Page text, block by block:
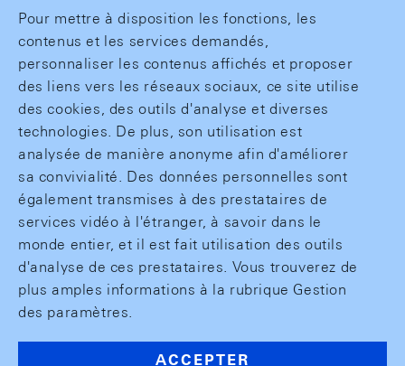
Pour mettre à disposition les fonctions, les
contenus et les services demandés,
personnaliser les contenus affichés et proposer
des liens vers les réseaux sociaux, ce site utilise
des cookies, des outils d'analyse et diverses
technologies. De plus, son utilisation est
analysée de manière anonyme afin d'améliorer
sa convivialité. Des données personnelles sont
également transmises à des prestataires de
services vidéo à l'étranger, à savoir dans le
monde entier, et il est fait utilisation des outils
d'analyse de ces prestataires. Vous trouverez de
plus amples informations à la rubrique Gestion
des paramètres.
ACCEPTER